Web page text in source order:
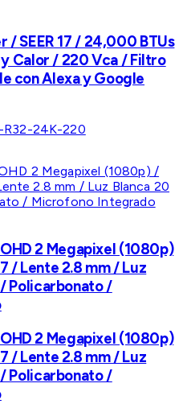
/ SEER 17 / 24,000 BTUs
Calor / 220 Vca / Filtro
con Alexa y Google
24K-220
2 Megapixel (1080p)
/ Lente 2.8 mm / Luz
Policarbonato /
2 Megapixel (1080p)
/ Lente 2.8 mm / Luz
Policarbonato /